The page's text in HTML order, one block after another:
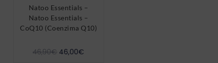
Natoo Essentials –
Natoo Essentials –
CoQ10 (Coenzima Q10)
46,90€ 46,00€